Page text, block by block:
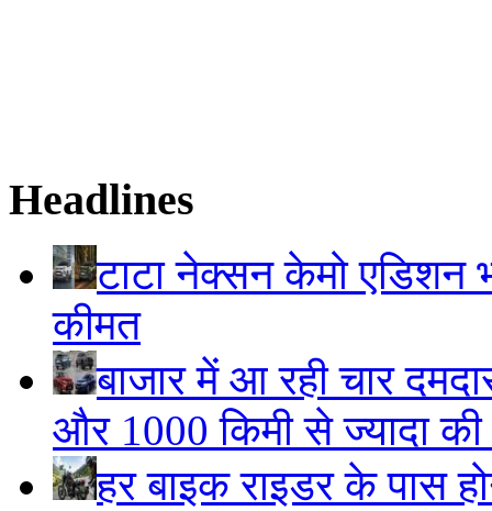
Headlines
टाटा नेक्सन केमो एडिशन
कीमत
बाजार में आ रही चार
और 1000 किमी से ज्यादा की
हर बाइक राइडर के पास